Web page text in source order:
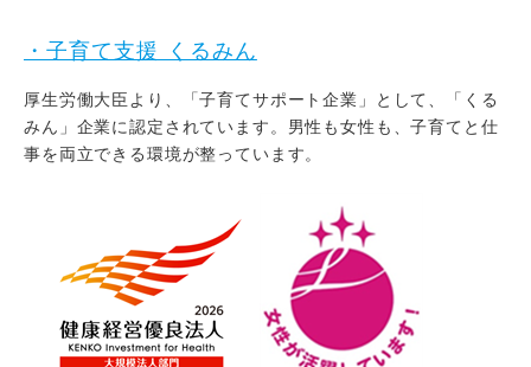
・子育て支援 くるみん
厚生労働大臣より、「子育てサポート企業」として、「くる
みん」企業に認定されています。男性も女性も、子育てと仕
事を両立できる環境が整っています。